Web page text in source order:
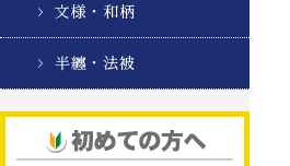
文様・和柄
半纏・法被